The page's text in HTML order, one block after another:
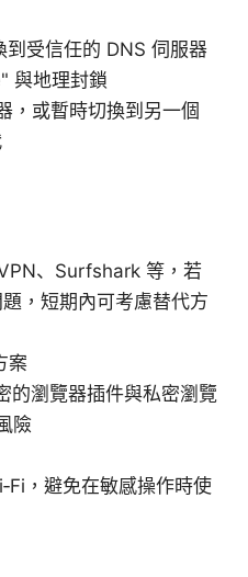
到受信任的 DNS 伺服器
與地理封鎖
，或暫時切換到另一個
、Surfshark 等，若
，短期內可考慮替代方
案
的瀏覽器插件與私密瀏覽
險
，避免在敏感操作時使